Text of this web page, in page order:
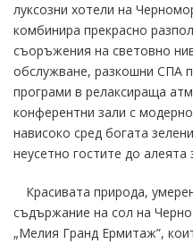
луксозни хотели на
комбинира прекрасно
съоръжения на световно
обслужване, разкошни СПА
програми в релаксираща
конферентни зали с
нависоко сред богата
неусетно гостите до алеята
Красивата природа,
съдържание на сол на
„Мелия Гранд Ермитаж”,